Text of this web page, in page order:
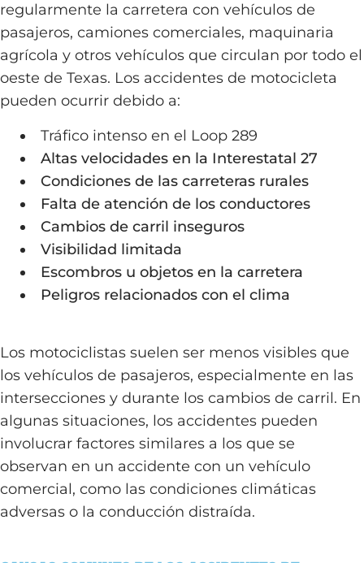
regularmente la carretera con vehículos de
pasajeros, camiones comerciales, maquinaria
agrícola y otros vehículos que circulan por todo el
oeste de Texas. Los accidentes de motocicleta
pueden ocurrir debido a:
Tráfico intenso en el Loop 289
Altas velocidades en la Interestatal 27
Condiciones de las carreteras rurales
Falta de atención de los conductores
Cambios de carril inseguros
Visibilidad limitada
Escombros u objetos en la carretera
Peligros relacionados con el clima
Los motociclistas suelen ser menos visibles que
los vehículos de pasajeros, especialmente en las
intersecciones y durante los cambios de carril. En
algunas situaciones, los accidentes pueden
involucrar factores similares a los que se
observan en un accidente con un vehículo
comercial, como las condiciones climáticas
adversas o la conducción distraída.